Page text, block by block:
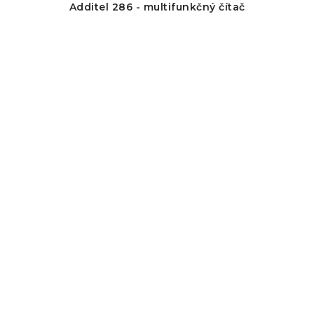
Additel 286 - multifunkčný čítač